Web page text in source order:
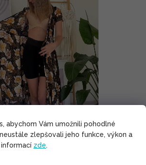
abychom Vám umožnili pohodlné
zlepšovali jeho funkce, výkon a
zde.